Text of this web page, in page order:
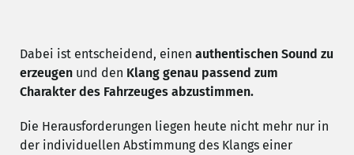
Dabei ist entscheidend, einen authentischen Sound zu
erzeugen und den Klang genau passend zum
Charakter des Fahrzeuges abzustimmen.
Die Herausforderungen liegen heute nicht mehr nur in
der individuellen Abstimmung des Klangs einer